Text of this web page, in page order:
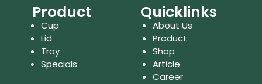
Product
Cup
Lid
Tray
Specials
Quicklinks
About Us
Product
Shop
Article
Career